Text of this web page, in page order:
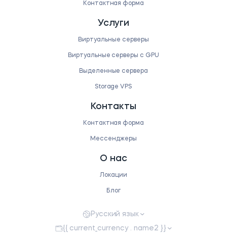
Контактная форма
Услуги
Виртуальные серверы
Виртуальные серверы с GPU
Выделенные сервера
Storage VPS
Контакты
Контактная форма
Мессенджеры
О нас
Локации
Блог
Русский язык
{{ current_currency . name2 }}